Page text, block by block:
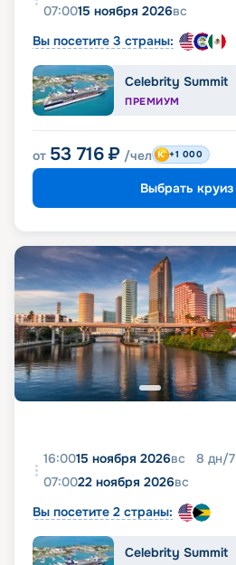
07:0015 ноября 2026вс
Вы посетите 3 страны:
Celebrity Summit
ПРЕМИУМ
от 53 716 ₽ /чел +1 000
Выбрать круиз
16:0015 ноября 2026вс 8 дн/7
07:0022 ноября 2026вс
Вы посетите 2 страны:
Celebrity Summit